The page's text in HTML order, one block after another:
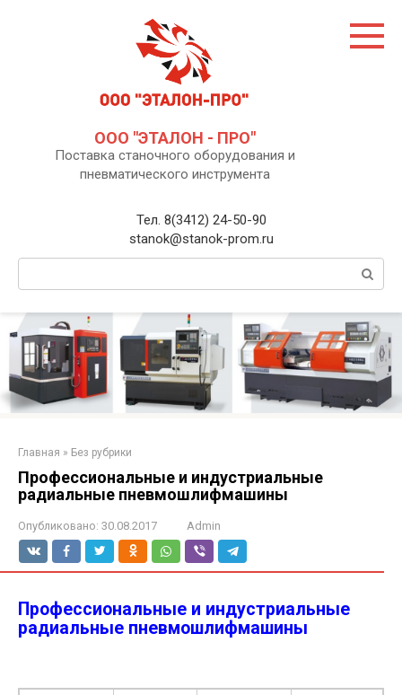
ООО "ЭТАЛОН - ПРО"
Поставка станочного оборудования и
пневматического инструмента
Тел. 8(3412) 24-50-90
stanok@stanok-prom.ru
Главная » Без рубрики
Профессиональные и индустриальные
радиальные пневмошлифмашины
Опубликовано: 30.08.2017 Admin
Профессиональные и индустриальные
радиальные пневмошлифмашины